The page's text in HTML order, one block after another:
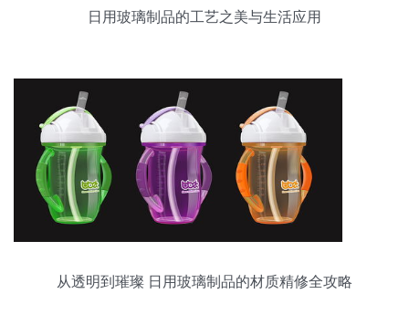
日用玻璃制品的工艺之美与生活应用
从透明到璀璨 日用玻璃制品的材质精修全攻略